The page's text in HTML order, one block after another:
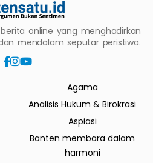
online yang menghadirkan
mendalam seputar peristiwa.
Agama
Analisis Hukum & Birokrasi
Aspiasi
Banten membara dalam
harmoni